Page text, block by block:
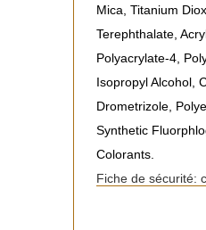
Mica, Titanium
Terephthalate,
Polyacrylate-4,
Isopropyl Alcohol,
Drometrizole,
Synthetic
Colorants.
Fiche de sécurité: